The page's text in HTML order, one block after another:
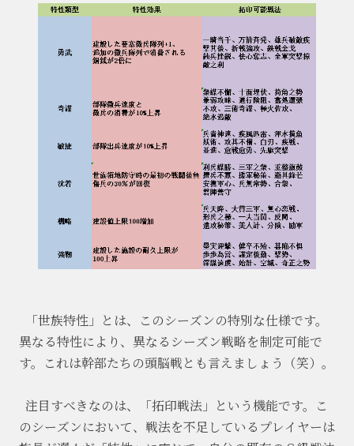
「世族特性」とは、このシーズンの特別な仕様です。
異なる特性により、異なるシーズン戦略を制定可能で
す。これは幹部たちの頭脳戦とも言えましょう（笑）。
注目すべきなのは、「拓印戦法」という機能です。こ
のシーズンにおいて、戦法を不足しているプレイヤーは